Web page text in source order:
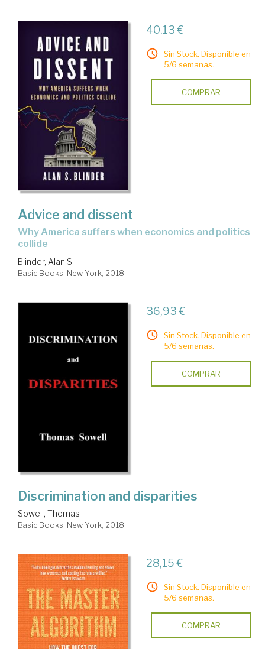
40,13 €
Sin Stock. Disponible en
5/6 semanas.
COMPRAR
Advice and dissent
why America suffers when economics and politics
collide
Blinder, Alan S.
Basic Books. New York, 2018
36,93 €
Sin Stock. Disponible en
5/6 semanas.
COMPRAR
Discrimination and disparities
Sowell, Thomas
Basic Books. New York, 2018
28,15 €
Sin Stock. Disponible en
5/6 semanas.
COMPRAR